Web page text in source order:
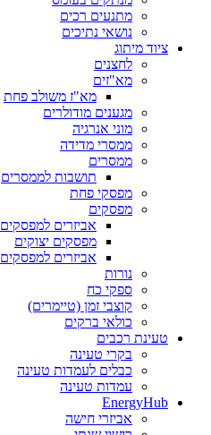
מתנעים רכים
נושאי נתיכים
ציוד מיתוג
לחצנים
מא"זים
מא"ז משולב פחת
מגענים מודולרים
מוני אנרגיה
ממסרי מדידה
ממסרים
תושבות לממסרים
מפסקי פחת
מפסקים
אביזרים למפסקים
מפסקים יצוקים
אביזרים למפסקים
נורות
ספקי כח
קוצבי זמן (טיימרים)
כולאי ברקים
טעינת רכבים
בקרי טעינה
כבלים לעמדות טעינה
עמדות טעינה
EnergyHub
אביזרי חישה